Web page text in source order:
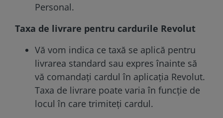
Personal.
Taxa de livrare pentru cardurile Revolut
Vă vom indica ce taxă se aplică pentru
livrarea standard sau expres înainte să
vă comandați cardul în aplicația Revolut.
Taxa de livrare poate varia în funcție de
locul în care trimiteți cardul.